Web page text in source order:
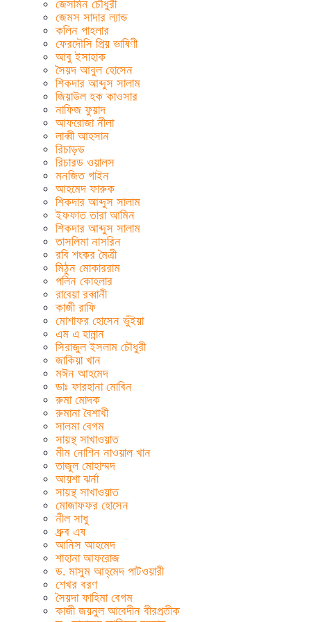
জেসমিন চৌধুরী
জেমস সাদার ল্যান্ড
কলিন পাহলার
ফেরদৌসি প্রিয় ভাষিণী
আবু ইসাহাক
সৈয়দ আবুল হোসেন
শিকদার আব্দুস সালাম
জিয়াউল হক কাওসার
নাফিজ ফুয়াদ
আফরোজা নীলা
লাব্বী আহসান
রিচাড়ড
রিচারড ওয়ালস
মনজিত গাইন
আহমেদ ফারুক
শিকদার আব্দুস সালাম
ইফফাত তারা আমিন
শিকদার আব্দুস সালাম
তাসলিমা নাসরিন
রবি শংকর মৈত্রী
মিঠুন মোকাররাম
পলিন কোহলার
রাবেয়া রব্বানী
কাজী রাফি
মোশাফর হোসেন ভুঁইয়া
এম এ হান্নান
সিরাজুল ইসলাম চৌধুরী
জাকিয়া খান
মঈন আহমেদ
ডাঃ ফারহানা মোবিন
রুমা মোদক
রুমানা বৈশাখী
সালমা বেগম
সায়ন্থ সাখাওয়াত
মীম নোশিন নাওয়াল খান
তাজুল মোহাম্মদ
আয়শা ঝর্না
সায়ন্থ সাখাওয়াত
মোজাফফর হোসেন
নীল সাধু
ধ্রুব এষ
আনিস আহমেদ
শাহানা আফরোজ
ড. মাসুম আহ্‌মেদ পাটওয়ারী
শেখর বরণ
সৈয়দা ফাহিমা বেগম
কাজী জয়নুল আবেদীন বীরপ্রতীক